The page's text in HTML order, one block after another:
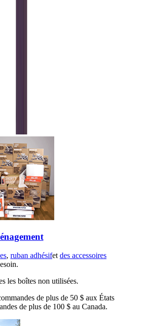
, ruban adhésifet des accessoires
les boîtes non utilisées.
de plus de 50 $ aux États
de plus de 100 $ au Canada.